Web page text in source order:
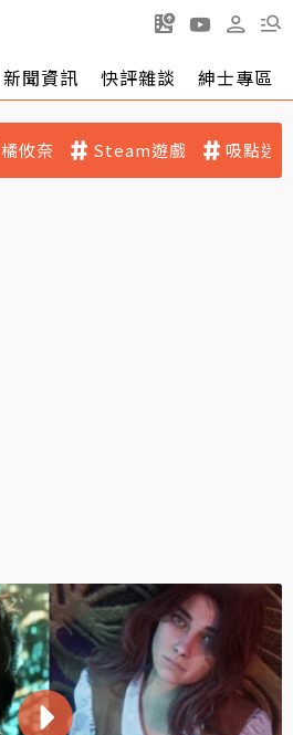
新聞資訊 快評雜談 紳士專區
橘攸奈 Steam遊戲 吸點迷